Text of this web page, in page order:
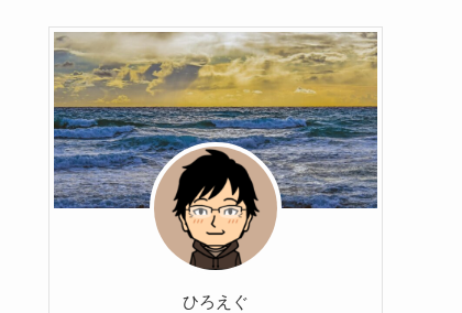
ひろえぐ